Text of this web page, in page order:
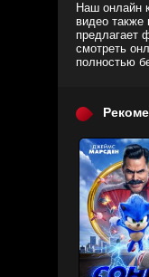
Наш онлайн
видео
предлагает
смотреть
полностью